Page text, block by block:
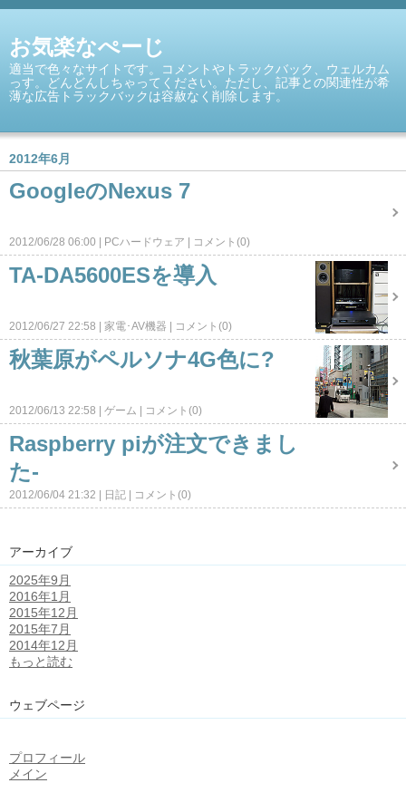
お気楽なぺーじ
適当で色々なサイトです。コメントやトラックバック、ウェルカム
っす。どんどんしちゃってください。ただし、記事との関連性が希
薄な広告トラックバックは容赦なく削除します。
2012年6月
GoogleのNexus 7
2012/06/28 06:00 PCハードウェア コメント(0)
TA-DA5600ESを導入
2012/06/27 22:58 家電･AV機器 コメント(0)
秋葉原がペルソナ4G色に?
2012/06/13 22:58 ゲーム コメント(0)
Raspberry piが注文できまし
た-
2012/06/04 21:32 日記 コメント(0)
アーカイブ
2025年9月
2016年1月
2015年12月
2015年7月
2014年12月
もっと読む
ウェブページ
プロフィール
メイン